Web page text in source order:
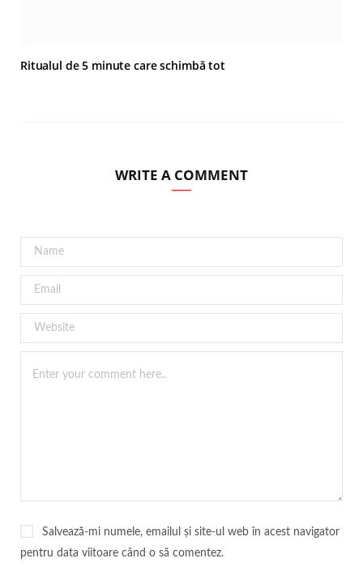
Ritualul de 5 minute care schimbă tot
WRITE A COMMENT
Salvează-mi numele, emailul și site-ul web în acest navigator
pentru data viitoare când o să comentez.